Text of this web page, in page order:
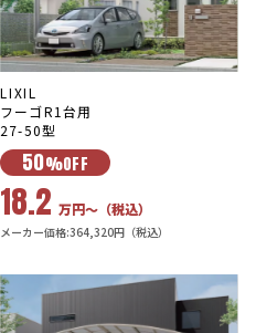
LIXIL
フーゴR1台用
27-50型
50%OFF
18.2 万円〜（税込）
メーカー価格:364,320円（税込）